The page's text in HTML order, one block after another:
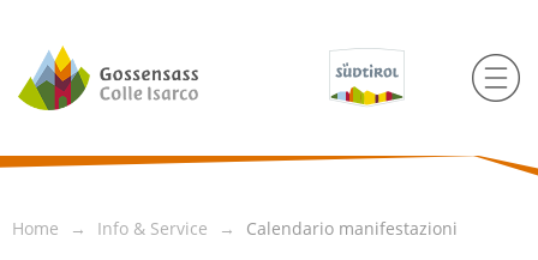
Home Info & Service Calendario manifestazioni